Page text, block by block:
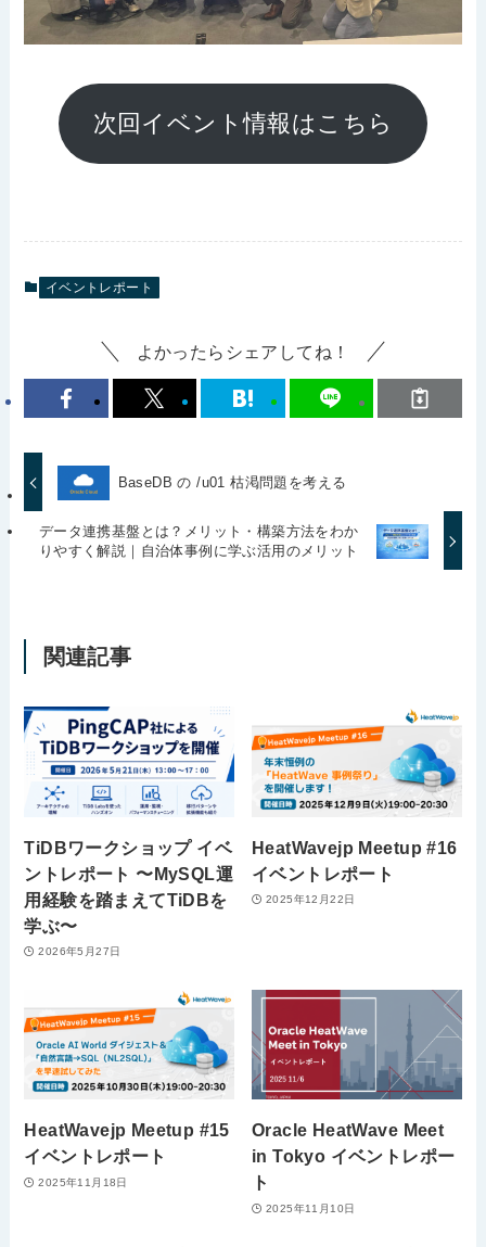
次回イベント情報はこちら
イベントレポート
よかったらシェアしてね！
BaseDB の /u01 枯渇問題を考える
データ連携基盤とは？メリット・構築方法をわか
りやすく解説｜自治体事例に学ぶ活用のメリット
関連記事
TiDBワークショップ イベ
ントレポート 〜MySQL運
用経験を踏まえてTiDBを
学ぶ〜
2026年5月27日
HeatWavejp Meetup #16
イベントレポート
2025年12月22日
HeatWavejp Meetup #15
イベントレポート
2025年11月18日
Oracle HeatWave Meet
in Tokyo イベントレポー
ト
2025年11月10日